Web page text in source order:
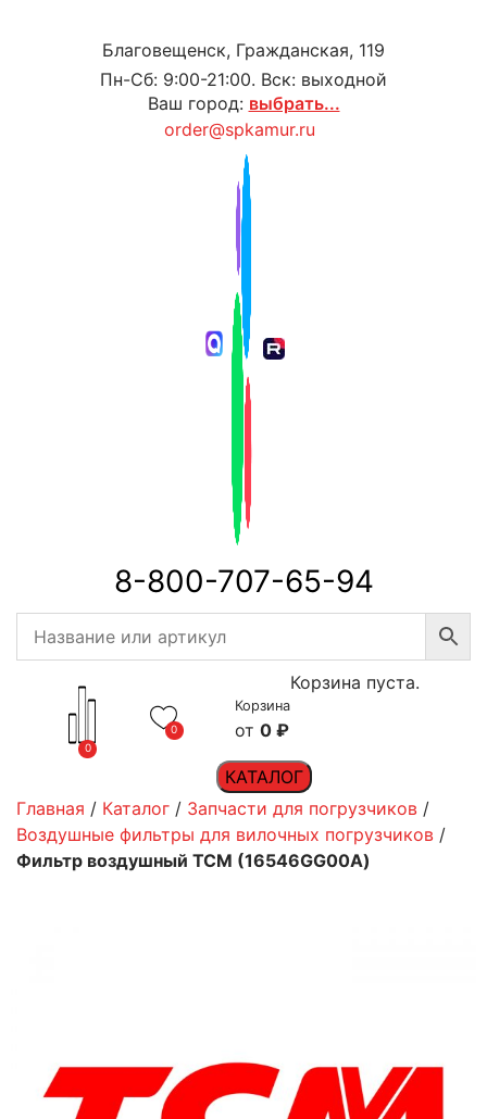
Благовещенск, Гражданская, 119
Пн-Сб: 9:00-21:00. Вск: выходной
Ваш город: выбрать...
order@spkamur.ru
8-800-707-65-94
0
0
Корзина
0 ₽
Корзина пуста.
КАТАЛОГ
Главная / Каталог / Запчасти для погрузчиков /
Воздушные фильтры для вилочных погрузчиков /
Фильтр воздушный ТСМ (16546GG00A)